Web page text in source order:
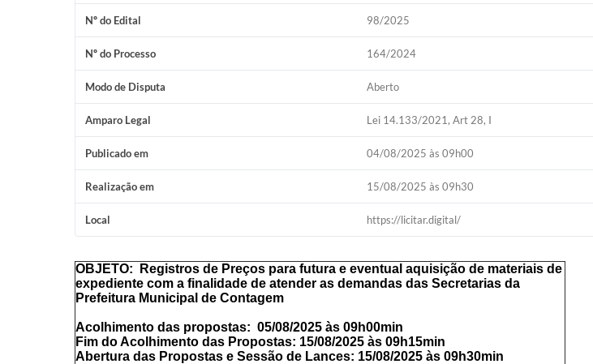
Nº do Edital 98/2025
Nº do Processo 164/2024
Modo de Disputa Aberto
Amparo Legal Lei 14.133/2021, Art 28, I
Publicado em 04/08/2025 às 09h00
Realização em 15/08/2025 às 09h30
Local https://licitar.digital/
OBJETO:
Registros de Preços para futura e eventual aquisição de materiais de
expediente com a finalidade de atender as demandas das Secretarias da
Prefeitura Municipal de Contagem
Acolhimento das propostas: 05/08/2025 às 09h00min
Fim do Acolhimento das Propostas: 15/08/2025 às 09h15min
Abertura das Propostas e Sessão de Lances: 15/08/2025 às 09h30min